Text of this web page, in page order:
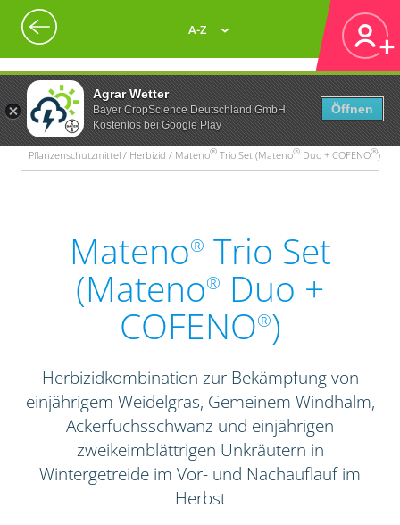
Agrar Wetter
Bayer CropScience Deutschland GmbH
Kostenlos bei Google Play
Öffnen
A-Z
Pflanzenschutzmittel / Herbizid / Mateno® Trio Set (Mateno® Duo + COFENO®)
Mateno® Trio Set
(Mateno® Duo +
COFENO®)
Herbizidkombination zur Bekämpfung von
einjährigem Weidelgras, Gemeinem Windhalm,
Ackerfuchsschwanz und einjährigen
zweikeimblättrigen Unkräutern in
Wintergetreide im Vor- und Nachauflauf im
Herbst